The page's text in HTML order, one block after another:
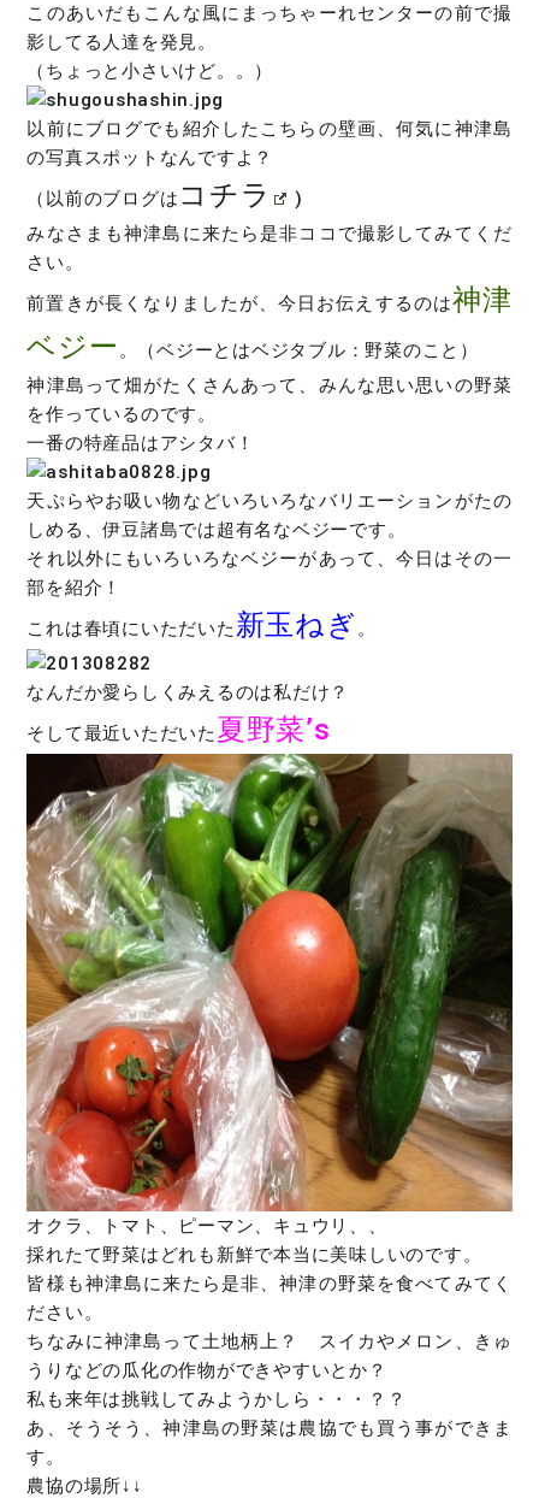
このあいだもこんな風にまっちゃーれセンターの前で撮
影してる人達を発見。
（ちょっと小さいけど。。）
以前にブログでも紹介したこちらの壁画、何気に神津島
の写真スポットなんですよ？
（以前のブログは コチラ
)
みなさまも神津島に来たら是非ココで撮影してみてくだ
さい。
前置きが長くなりましたが、今日お伝えするのは神津
ベジー 。（ベジーとはベジタブル：野菜のこと）
神津島って畑がたくさんあって、みんな思い思いの野菜
を作っているのです。
一番の特産品はアシタバ！
天ぷらやお吸い物などいろいろなバリエーションがたの
しめる、伊豆諸島では超有名なベジーです。
それ以外にもいろいろなベジーがあって、今日はその一
部を紹介！
これは春頃にいただいた 新玉ねぎ 。
なんだか愛らしくみえるのは私だけ？
そして最近いただいた 夏野菜’s
オクラ、トマト、ピーマン、キュウリ、、
採れたて野菜はどれも新鮮で本当に美味しいのです。
皆様も神津島に来たら是非、神津の野菜を食べてみてく
ださい。
ちなみに神津島って土地柄上？ スイカやメロン、きゅ
うりなどの瓜化の作物ができやすいとか？
私も来年は挑戦してみようかしら・・・？？
あ、そうそう、神津島の野菜は農協でも買う事ができま
す。
農協の場所↓↓